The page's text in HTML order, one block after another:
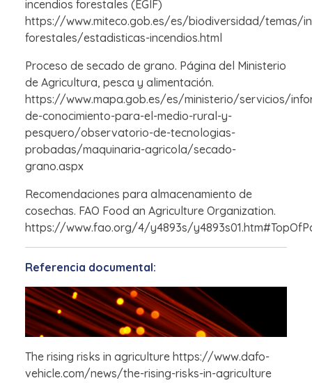
incendios forestales (EGIF)
https://www.miteco.gob.es/es/biodiversidad/temas/
forestales/estadisticas-incendios.html
Proceso de secado de grano. Página del Ministerio
de Agricultura, pesca y alimentación.
https://www.mapa.gob.es/es/ministerio/servicios/
de-conocimiento-para-el-medio-rural-y-
pesquero/observatorio-de-tecnologias-
probadas/maquinaria-agricola/secado-
grano.aspx
Recomendaciones para almacenamiento de
cosechas. FAO Food an Agriculture Organization.
https://www.fao.org/4/y4893s/
Referencia documental:
The rising risks in agriculture https://www.dafo-
vehicle.com/news/the-rising-risks-in-agriculture